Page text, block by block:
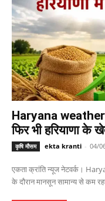
Haryana weather
फिर भी हरियाणा के
कृषि मौसम ekta kranti - 04/
एकता क्रांति न्यूज नेटवर्क।
के दौरान मानसून सामान्य से कम